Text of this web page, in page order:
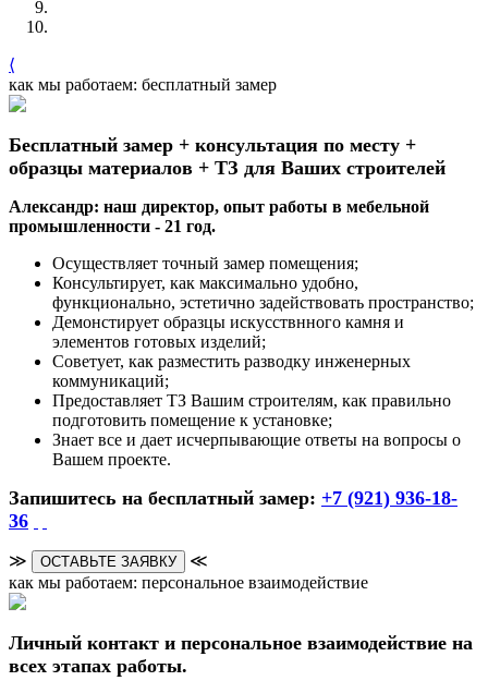
⟨
как мы работаем: бесплатный замер
Бесплатный замер + консультация по месту +
образцы материалов + ТЗ для Ваших строителей
Александр: наш директор, опыт работы в мебельной
промышленности - 21 год.
Осуществляет точный замер помещения;
Консультирует, как максимально удобно,
функционально, эстетично задействовать пространство;
Демонстирует образцы искусствнного камня и
элементов готовых изделий;
Советует, как разместить разводку инженерных
коммуникаций;
Предоставляет ТЗ Вашим строителям, как правильно
подготовить помещение к установке;
Знает все и дает исчерпывающие ответы на вопросы о
Вашем проекте.
Запишитесь на бесплатный замер: +7 (921) 936-18-
36
≫ ОСТАВЬТЕ ЗАЯВКУ
≪
как мы работаем: персональное взаимодействие
Личный контакт и персональное взаимодействие на
всех этапах работы.